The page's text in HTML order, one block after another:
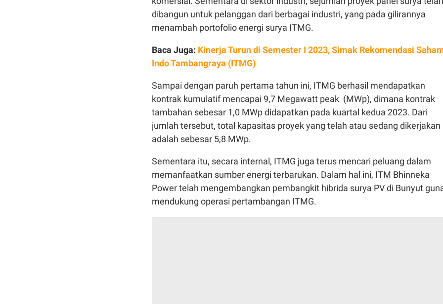
dibangun untuk pelanggan dari berbagai industri, yang pada gilirannya
menambah portofolio energi surya ITMG.
Baca Juga: Kinerja Turun di Semester I 2023, Simak Rekomendasi
Indo Tambangraya (ITMG)
Sampai dengan paruh pertama tahun ini, ITMG berhasil mendapatkan
kontrak kumulatif mencapai 9,7 Megawatt peak (MWp), dimana kontrak
tambahan sebesar 1,0 MWp didapatkan pada kuartal kedua 2023. Dari
jumlah tersebut, total kapasitas proyek yang telah atau sedang dikerjakan
adalah sebesar 5,8 MWp.
Sementara itu, secara internal, ITMG juga terus mencari peluang dalam
memanfaatkan sumber energi terbarukan. Dalam hal ini, ITM Bhinneka
Power telah mengembangkan pembangkit hibrida surya PV di Bunyut
mendukung operasi pertambangan ITMG.